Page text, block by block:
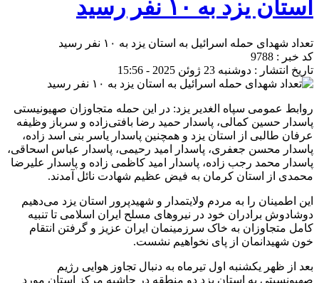
استان یزد به ۱۰ نفر رسید‌
تعداد شهدای حمله اسرائیل به استان یزد به ۱۰ نفر رسید‌
کد خبر : 9788
تاریخ انتشار : دوشنبه 23 ژوئن 2025 - 15:56
روابط عمومی سپاه الغدیر یزد: ‌در این حمله متجاوزان صهیونیستی
پاسدار حسین کمالی، پاسدار حمید رضا بافتی‌زاده و سرباز وظیفه
عرفان طالبی از استان یزد و همچنین پاسدار یاسر بنی اسد زاده،
پاسدار محسن جعفری، پاسدار امید رحیمی، پاسدار عباس اسحاقی،
پاسدار محمد رجب زاده، پاسدار امید کاظمی زاده و پاسدار علیرضا
محمدی از استان کرمان به فیض عظیم شهادت نائل آمدند.
‌این اطمینان را به مردم ولایتمدار و شهیدپرور استان یزد می‌دهیم
دوشادوش برادران خود در نیروهای مسلح ایران اسلامی تا تنبیه
کامل متجاوزان به خاک سرزمینمان ایران عزیز و گرفتن انتقام
خون شهیدانمان از پای نخواهیم نشست.
بعد از ظهر یکشنبه اول تیرماه به دنبال تجاوز هوایی رژیم
صهیونسیتی به استان یزد دو منطقه در حاشیه مرکز استان مورد